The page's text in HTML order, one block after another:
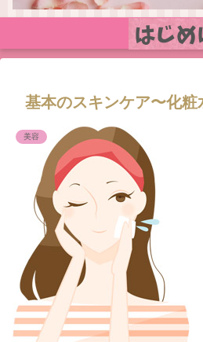
基本のスキンケア〜化粧
美容